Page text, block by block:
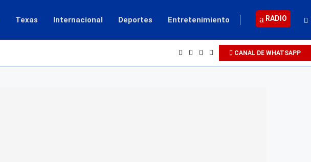
Texas Internacional Deportes Entretenimiento RADIO
CANAL DE WHATSAPP